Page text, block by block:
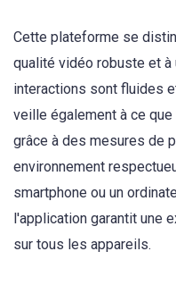
Cette plateforme se
qualité vidéo robuste et
interactions sont fluides
veille également à ce
grâce à des mesures de
environnement
smartphone ou un
l'application garantit une
sur tous les appareils.